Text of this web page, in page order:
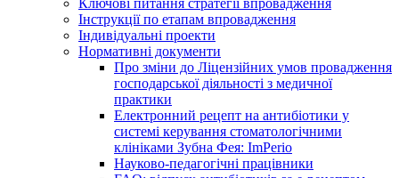
Ключові питання стратегії впровадження
Інструкції по етапам впровадження
Індивідуальні проекти
Нормативні документи
Про зміни до Ліцензійних умов провадження
господарської діяльності з медичної
практики
Електронний рецепт на антибіотики у
системі керування стоматологічними
клініками Зубна Фея: ImPerio
Науково-педагогічні працівники